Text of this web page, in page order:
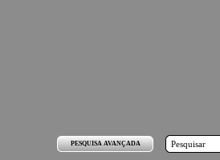
PESQUISA AVANÇADA